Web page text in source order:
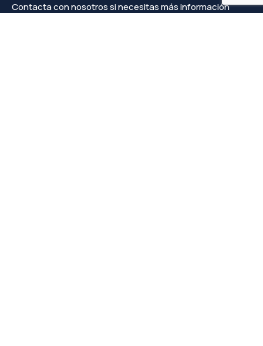
Contacta con nosotros si necesitas más información